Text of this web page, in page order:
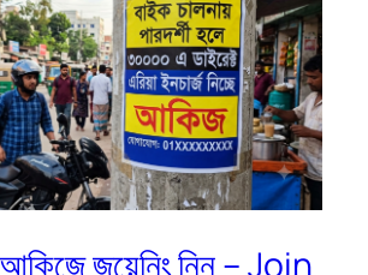
জয়েনিং নিন – Join